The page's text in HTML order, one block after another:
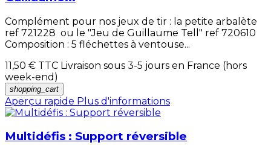
Complément pour nos jeux de tir : la petite arbalète
ref 721228 ou le "Jeu de Guillaume Tell" ref 720610
Composition : 5 fléchettes à ventouse...
11,50 € TTC Livraison sous 3-5 jours en France (hors
week-end)
shopping_cart
Aperçu rapide Plus d'informations
Multidéfis : Support réversible